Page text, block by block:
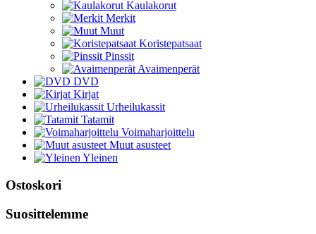
Kaulakorut
Merkit
Muut
Koristepatsaat
Pinssit
Avaimenperät
DVD
Kirjat
Urheilukassit
Tatamit
Voimaharjoittelu
Muut asusteet
Yleinen
Ostoskori
Suosittelemme